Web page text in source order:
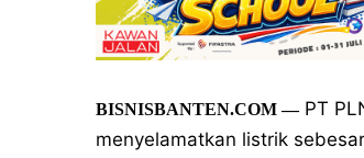
BISNISBANTEN.COM —PT
menyelamatkan listrik